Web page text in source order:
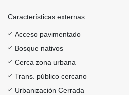
Características externas :
Acceso pavimentado
Bosque nativos
Cerca zona urbana
Trans. público cercano
Urbanización Cerrada